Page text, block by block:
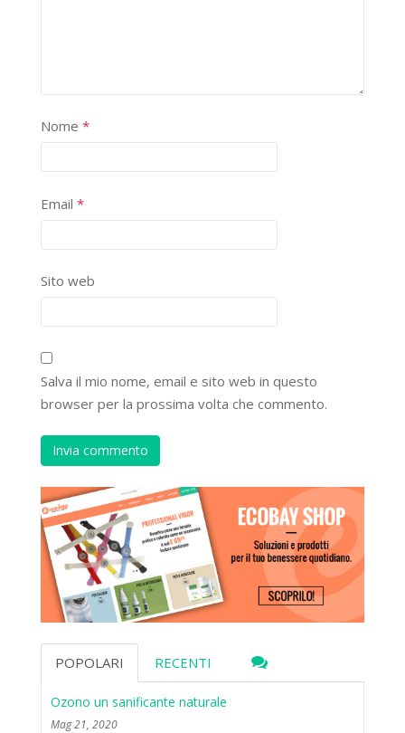
Nome *
Email *
Sito web
Salva il mio nome, email e sito web in questo
browser per la prossima volta che commento.
POPOLARI RECENTI
Ozono un sanificante naturale
Mag 21, 2020